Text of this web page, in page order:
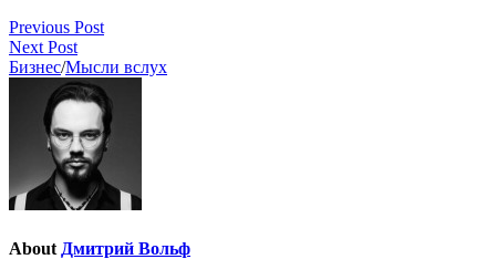
Previous Post
Next Post
Бизнес/Мысли вслух
About Дмитрий Вольф